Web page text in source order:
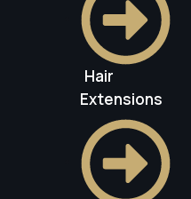
Hair
Extensions